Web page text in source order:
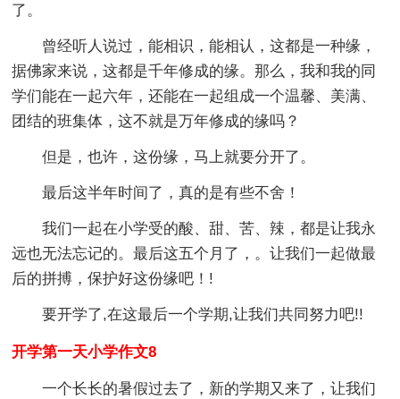
了。
曾经听人说过，能相识，能相认，这都是一种缘，
据佛家来说，这都是千年修成的缘。那么，我和我的同
学们能在一起六年，还能在一起组成一个温馨、美满、
团结的班集体，这不就是万年修成的缘吗？
但是，也许，这份缘，马上就要分开了。
最后这半年时间了，真的是有些不舍！
我们一起在小学受的酸、甜、苦、辣，都是让我永
远也无法忘记的。最后这五个月了，。让我们一起做最
后的拼搏，保护好这份缘吧！!
要开学了,在这最后一个学期,让我们共同努力吧!!
开学第一天小学作文8
一个长长的暑假过去了，新的学期又来了，让我们